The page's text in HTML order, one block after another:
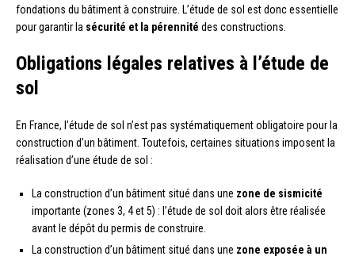
fondations du bâtiment à construire. L’étude de sol est donc essentielle
pour garantir la sécurité et la pérennité des constructions.
Obligations légales relatives à l’étude de
sol
En France, l’étude de sol n’est pas systématiquement obligatoire pour la
construction d’un bâtiment. Toutefois, certaines situations imposent la
réalisation d’une étude de sol :
La construction d’un bâtiment situé dans une zone de sismicité
importante (zones 3, 4 et 5) : l’étude de sol doit alors être réalisée
avant le dépôt du permis de construire.
La construction d’un bâtiment situé dans une zone exposée à un